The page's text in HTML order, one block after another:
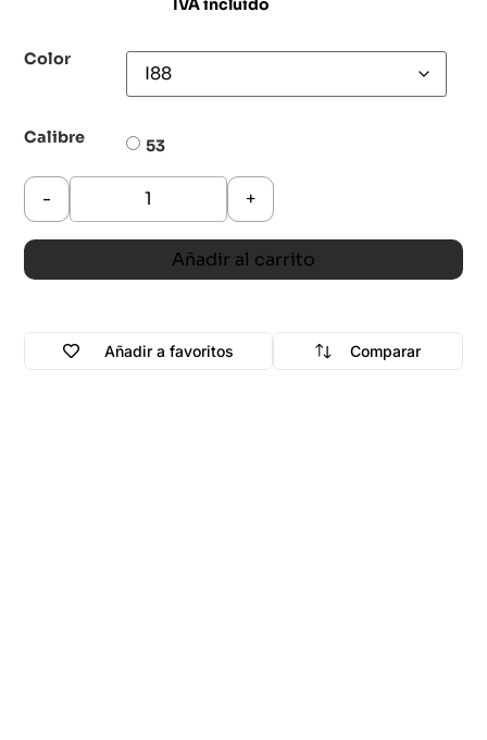
IVA incluido
Color
Calibre 53
- +
Añadir al carrito
Añadir a favoritos Comparar